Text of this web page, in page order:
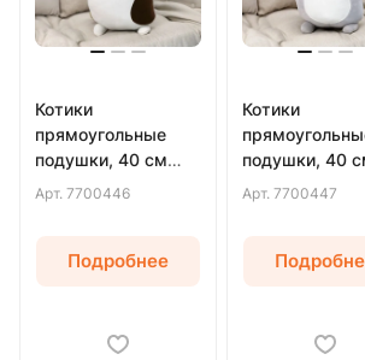
Котики
прямоугольные
подушки, 40 см
(Белый)
Арт. 7700446
Подробнее
Котики
подушки, 40
(Серый)
Арт. 7700447